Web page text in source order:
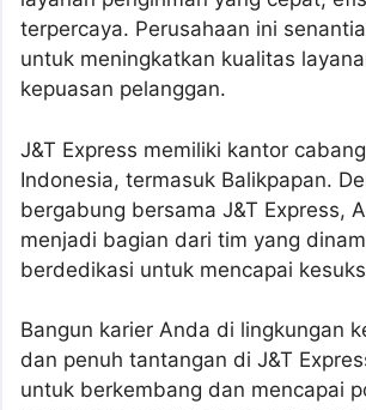
terpercaya. Perusahaan ini
untuk meningkatkan kualitas
kepuasan pelanggan.
J&T Express memiliki kantor
Indonesia, termasuk Balikpapan.
bergabung bersama J&T Express,
menjadi bagian dari tim yang
berdedikasi untuk mencapai
Bangun karier Anda di lingkungan
dan penuh tantangan di J&T
untuk berkembang dan mencapai